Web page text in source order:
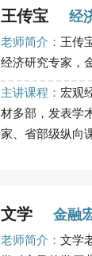
王传宝 经
老师简介： 王传
经济研究专家，
主讲课程： 宏观
材多部，发表学
家、省部级纵向
文学 金融
老师简介： 文学